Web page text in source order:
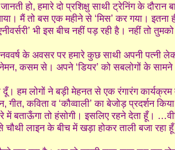
हो, हमारे दो प्रशिक्षु साथी ट्रेनिंग के
मैं तो बस एक महीने से ‘मिस’ कर गया। इतना
भी इस बीच नहीं पड़ रही है। नहीं तो
के अवसर पर हमारे कुछ साथी अपनी
कसम से। अपने ‘डियर’ को सबलोगों के
हम लोगों ने बड़ी मेहनत से एक रंगारंग
कविता व ‘कौव्वाली’ का बेजोड़ प्रदर्शन
में बताऊँगा तो हंसोगी। इसलिए रहने देता हूँ।
लाइन के बीच में खड़ा होकर ताली बजा रहा